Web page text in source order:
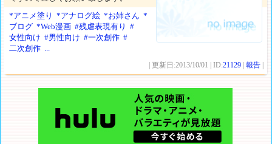
*アニメ塗り
*アナログ絵 *お姉さん *
ブログ *Web漫画 #残虐表現有り
#
女性向け #男性向け #一次創作 #
二次創作 ...
| 更新日:2013/10/01 | ID:21129 |報告